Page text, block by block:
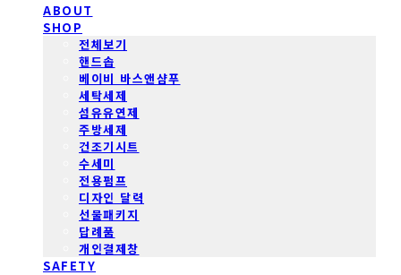
ABOUT
SHOP
전체보기
핸드솝
베이비 바스앤샴푸
세탁세제
섬유유연제
주방세제
건조기시트
수세미
전용펌프
디자인 달력
선물패키지
답례품
개인결제창
SAFETY